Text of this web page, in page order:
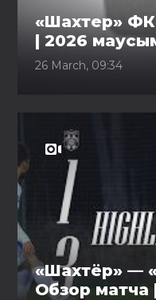
«Шахтер»
| 2026
26 March, 09:34
«Шахтёр» —
Обзор матча